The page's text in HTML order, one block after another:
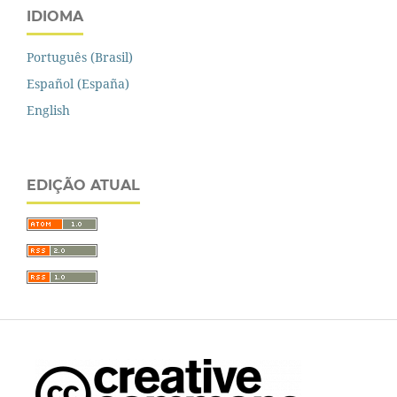
IDIOMA
Português (Brasil)
Español (España)
English
EDIÇÃO ATUAL